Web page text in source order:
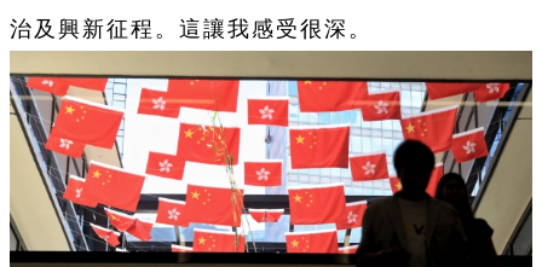
治及興新征程。這讓我感受很深。